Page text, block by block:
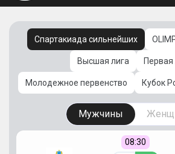
Спартакиада сильнейших
Высшая лига Первая
Молодежное первенство Кубок
Мужчины
08:30